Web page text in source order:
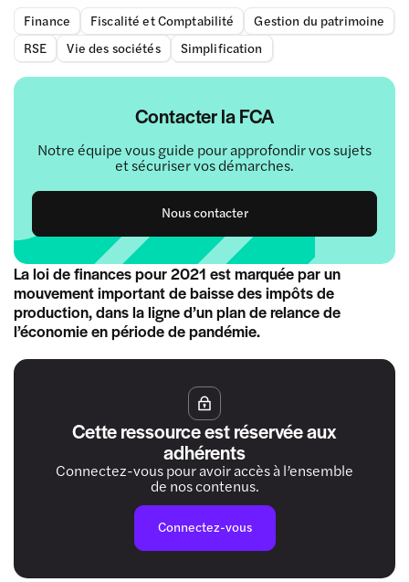
Finance
Fiscalité et Comptabilité
Gestion du patrimoine
RSE
Vie des sociétés Simplification
Contacter la FCA
Notre équipe vous guide pour approfondir vos sujets
et sécuriser vos démarches.
Nous contacter
La loi de finances pour 2021 est marquée par un
mouvement important de baisse des impôts de
production, dans la ligne d’un plan de relance de
l’économie en période de pandémie.
Cette ressource est réservée aux
adhérents
Connectez-vous pour avoir accès à l’ensemble
de nos contenus.
Connectez-vous